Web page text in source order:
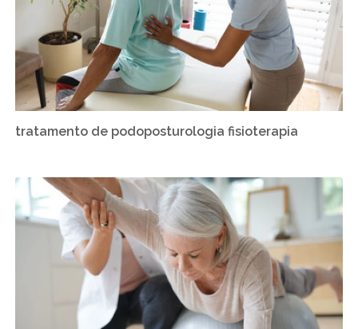
tratamento de podoposturologia fisioterapia